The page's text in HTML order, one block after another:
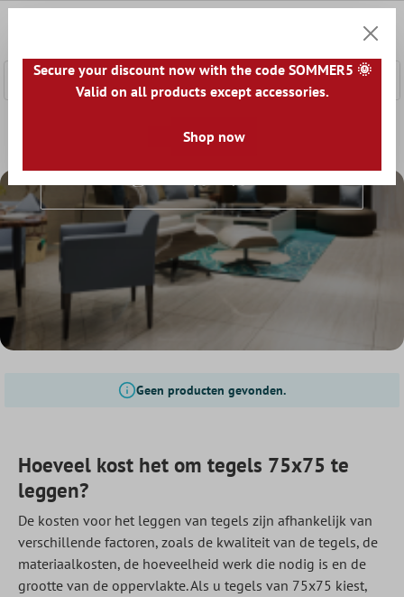
Tegels op grootte
Tegels 75x75 Cm
Geen producten gevonden.
Hoeveel kost het om tegels 75x75 te
leggen?
De kosten voor het leggen van tegels zijn afhankelijk van
verschillende factoren, zoals de kwaliteit van de tegels, de
materiaalkosten, de hoeveelheid werk die nodig is en de
grootte van de oppervlakte. Als u tegels van 75x75 kiest,
Secure your discount now with the code SOMMER5 🌞
Valid on all products except accessories.
Shop now